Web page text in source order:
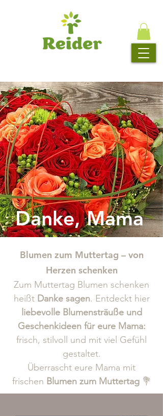
Danke, Mama
Blumen zum Muttertag – von
Herzen schenken
Zum Muttertag Blumen schenken
heißt Danke sagen. Entdeckt hier
liebevolle Blumensträuße und
Geschenkideen für eure Mama:
frisch, stilvoll und mit viel Gefühl
gestaltet.
Überrascht eure Mama mit
frischen Blumen zum Muttertag💐